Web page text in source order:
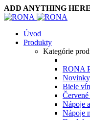
ADD ANYTHING
Úvod
Produkty
Kategórie
RONA
Novinky
Biele
Nápoje
Nápoje